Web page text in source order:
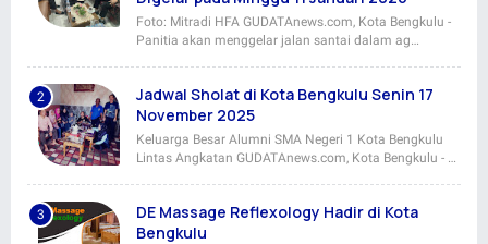
Foto: Mitradi HFA GUDATAnews.com, Kota Bengkulu -
Panitia akan menggelar jalan santai dalam ag…
Jadwal Sholat di Kota Bengkulu Senin 17
November 2025
Keluarga Besar Alumni SMA Negeri 1 Kota Bengkulu
Lintas Angkatan GUDATAnews.com, Kota Bengkulu - …
DE Massage Reflexology Hadir di Kota
Bengkulu